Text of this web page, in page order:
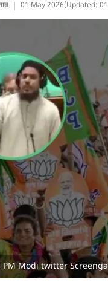
01 May 2026(Updated:
PM Modi twitter